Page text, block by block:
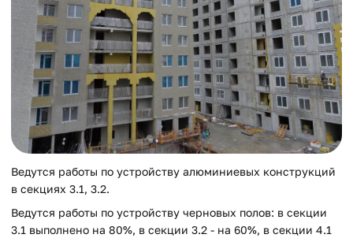
Ведутся работы по устройству алюминиевых конструкций
в секциях 3.1, 3.2.
Ведутся работы по устройству черновых полов: в секции
3.1 выполнено на 80%, в секции 3.2 - на 60%, в секции 4.1